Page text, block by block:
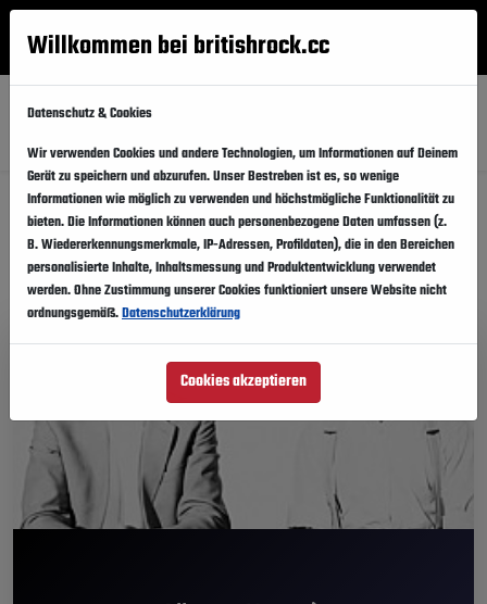
Menü
Alle Festival Updates
Musikfestivals: Hurts
Diese Festivalinfos teilen
Willkommen bei britishrock.cc
Datenschutz & Cookies
Wir verwenden Cookies und andere Technologien, um Informationen auf Deinem
Gerät zu speichern und abzurufen. Unser Bestreben ist es, so wenige
Informationen wie möglich zu verwenden und höchstmögliche Funktionalität zu
bieten. Die Informationen können auch personenbezogene Daten umfassen (z.
B. Wiedererkennungsmerkmale, IP-Adressen, Profildaten), die in den Bereichen
personalisierte Inhalte, Inhaltsmessung und Produktentwicklung verwendet
werden. Ohne Zustimmung unserer Cookies funktioniert unsere Website nicht
ordnungsgemäß.Datenschutzerklärung
Cookies akzeptieren